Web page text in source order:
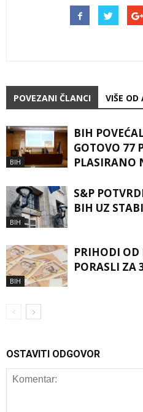
POVEZANI ČLANCI VIŠE OD
BIH
BIH
GOTOVO 77
PLASIRANO
BIH
S&P
BIH UZ
BIH
PRIHODI
PORASLI ZA
OSTAVITI ODGOVOR